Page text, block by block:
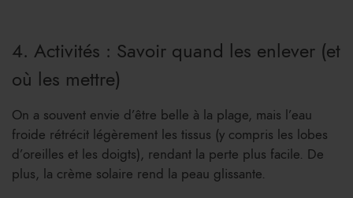
4. Activités : Savoir quand les enlever (et
où les mettre)
On a souvent envie d’être belle à la plage, mais l’eau
froide rétrécit légèrement les tissus (y compris les lobes
d’oreilles et les doigts), rendant la perte plus facile. De
plus, la crème solaire rend la peau glissante.